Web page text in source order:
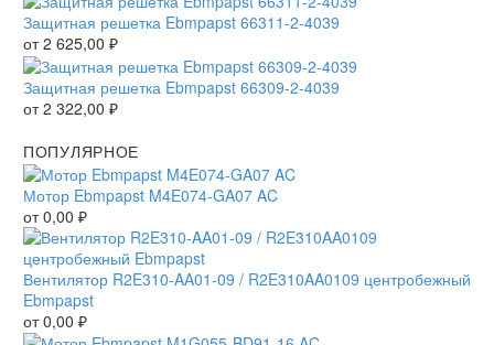
Защитная решетка Ebmpapst 66311-2-4039
от2 625,00 ₽
Защитная решетка Ebmpapst 66309-2-4039
от2 322,00 ₽
ПОПУЛЯРНОЕ
Мотор Ebmpapst M4E074-GA07 AC
от0,00 ₽
Вентилятор R2E310-AA01-09 / R2E310AA0109 центробежный
Ebmpapst
от0,00 ₽